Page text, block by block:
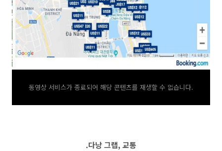
동영상 서비스가 종료되어 해당 콘텐츠를 재생할 수 없습니다.
.다낭 그랩, 교통